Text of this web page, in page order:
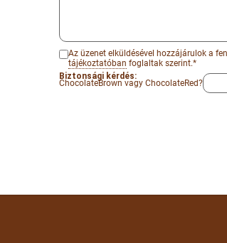
Az üzenet elküldésével hozzájárulok a
tájékoztatóban foglaltak szerint.*
Biztonsági kérdés:
ChocolateBrown vagy ChocolateRed?